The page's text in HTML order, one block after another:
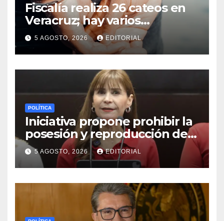
Fiscalía realiza 26 cateos en
Veracruz; hay varios
detenidos
5 AGOSTO, 2026 EDITORIAL
POLÍTICA
Iniciativa propone prohibir la
posesión y reproducción de
fauna silvestre como
mascotas para su
comercialización
5 AGOSTO, 2026 EDITORIAL